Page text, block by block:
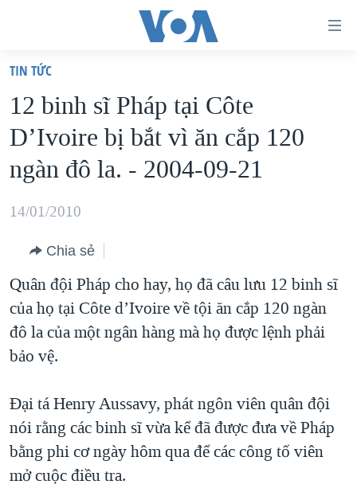
truy
cập
Tới
nội
dung
chính
hướng
chính
Đi
tới
VIỆT NAM
HOA KỲ
BIỂN ĐÔNG
THẾ GIỚI
DIỄN ĐÀN
MỤC
TỰ DO BÁO CHÍ
VẠCH TRẦN TIN GIẢ
ĐỜI SỐNG
KINH TẾ
KHOA HỌC
SỨC KHOẺ
CHUYÊN ĐỀ
CHIẾN TRANH THƯƠNG MẠI CỦA MỸ: QUÁ KHỨ VÀ HIỆN
TẠI
MỘT NĂM CHIẾN TRANH TẠI DẢI GAZA
GIẢI MÃ VÀNH ĐAI & CON ĐƯỜNG
NGÀY TỊ NẠN THẾ GIỚI
HỌC TIẾNG ANH
NGHE
MẠNG XÃ HỘI
TIN TỨC
12 binh sĩ Pháp tại Côte
D’Ivoire bị bắt vì ăn cắp 120
ngàn đô la. - 2004-09-21
14/01/2010
Chia sẻ
Quân đội Pháp cho hay, họ đã câu lưu 12 binh sĩ
của họ tại Côte d’Ivoire về tội ăn cắp 120 ngàn
đô la của một ngân hàng mà họ được lệnh phải
bảo vệ.
Đại tá Henry Aussavy, phát ngôn viên quân đội
nói rằng các binh sĩ vừa kể đã được đưa về Pháp
bằng phi cơ ngày hôm qua để các công tố viên
mở cuộc điều tra.